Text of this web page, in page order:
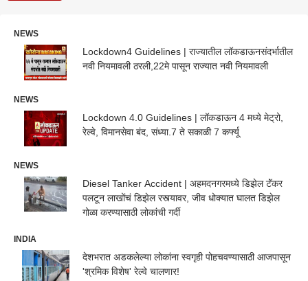
NEWS
Lockdown4 Guidelines | राज्यातील लॉकडाऊनसंदर्भातील
नवी नियमावली ठरली,22मे पासून राज्यात नवी नियमावली
NEWS
Lockdown 4.0 Guidelines | लॉकडाऊन 4 मध्ये मेट्रो,
रेल्वे, विमानसेवा बंद, संध्या.7 ते सकाळी 7 कर्फ्यू
NEWS
Diesel Tanker Accident | अहमदनगरमध्ये डिझेल टॅंकर
पलटून लाखोंचं डिझेल रस्त्यावर, जीव धोक्यात घालत डिझेल
गोळा करण्यासाठी लोकांची गर्दी
INDIA
देशभरात अडकलेल्या लोकांना स्वगृही पोहचवण्यासाठी आजपासून
'श्रमिक विशेष' रेल्वे चालणार!